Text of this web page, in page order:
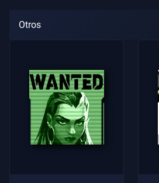
Otros